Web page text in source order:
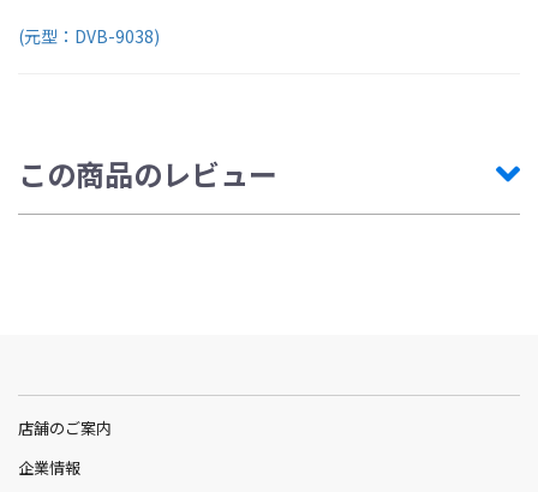
(元型：DVB-9038)
この商品のレビュー
店舗のご案内
企業情報